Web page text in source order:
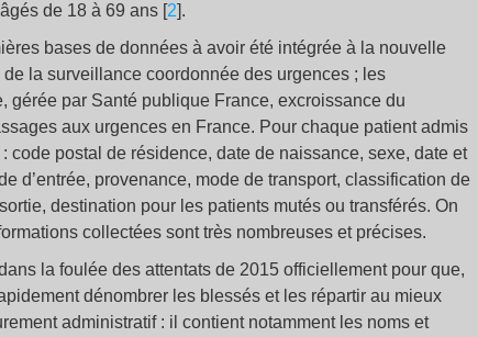
de 18 à 69 ans [2].
bases de données à avoir été intégrée à la nouvelle
la surveillance coordonnée des urgences ; les
gérée par Santé publique France, excroissance du
aux urgences en France. Pour chaque patient admis
postal de résidence, date de naissance, sexe, date et
d’entrée, provenance, mode de transport, classification de
destination pour les patients mutés ou transférés. On
collectées sont très nombreuses et précises.
la foulée des attentats de 2015 officiellement pour que,
dénombrer les blessés et les répartir au mieux
administratif : il contient notamment les noms et